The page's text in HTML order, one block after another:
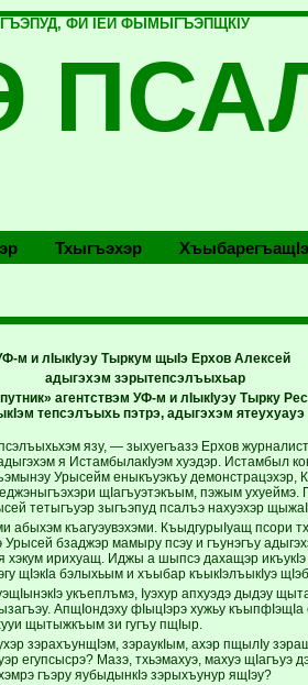
ФИ IЕЙ ФЫМЫГЪЭПЩКIУ
Тхыгъэхэр Хъыбарегъащlэ
м и лIыкIуэу Тыркум щыIэ Ерхов Алексей
адыгэхэм зэрытепсэлъыхьар
агентствэм УФ-м и лIыкIуэу Тырку
тепсэлъыхь пэтрэ, адыгэхэм
язу, — зыхуегъазэ Ерхов
я ИстамбылакIуэм хуэдэр. Истамбыл
Урысейм еныкъуэкъу демонстрацэхэр,
щIагъуэтэкъым, пэжым
тетыгъуэр зыгъэпуд псалъэ нахуэхэр
абыхэм къагуэувэхэми. КъыдгурыIуащ псори
бзаджэр мамыру псэу и гъунэгъу
я хэкум ирихуащ. Иджы а шыпсэ дахащэр
щIэкIа бэлыхьым и хъыбар къыкIэлъыкIуэ
укъеплъмэ, Iуэхур апхуэдэ дыдэу
АпщIондэху фIыцIэрэ хужьу
щытыжкъым зи гугъу пщIыр.
зэрахъунщIэм, зэраукIым, ахэр пщылIу
егупсысрэ? Мазэ, тхьэмахуэ, махуэ щIагъуэ
гъэру яубыдынкIэ зэрыхъунур ящIэу?